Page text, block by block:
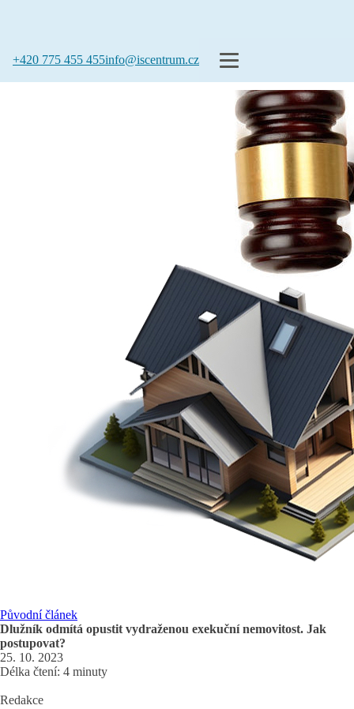
+420 775 455 455info@iscentrum.cz
Původní článek
Dlužník odmítá opustit vydraženou exekuční nemovitost. Jak
postupovat?
25. 10. 2023
Délka čtení: 4 minuty
Redakce